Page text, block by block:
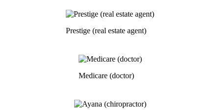
Prestige (real estate agent)
Medicare (doctor)